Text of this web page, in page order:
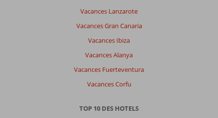
Vacances Lanzarote
Vacances Gran Canaria
Vacances Ibiza
Vacances Alanya
Vacances Fuerteventura
Vacances Corfu
TOP 10 DES HOTELS